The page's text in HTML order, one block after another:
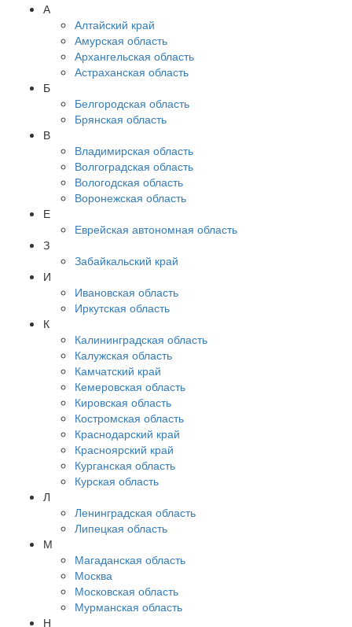
А
Алтайский край
Амурская область
Архангельская область
Астраханская область
Б
Белгородская область
Брянская область
В
Владимирская область
Волгоградская область
Вологодская область
Воронежская область
Е
Еврейская автономная область
З
Забайкальский край
И
Ивановская область
Иркутская область
К
Калининградская область
Калужская область
Камчатский край
Кемеровская область
Кировская область
Костромская область
Краснодарский край
Красноярский край
Курганская область
Курская область
Л
Ленинградская область
Липецкая область
М
Магаданская область
Москва
Московская область
Мурманская область
Н